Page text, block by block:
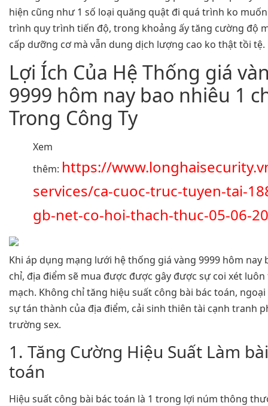
hiện cũng như 1 số loại quăng quật đi quá trình ko
trình quy trình tiến độ, trong khoảng ấy tăng cường độ
cấp dưỡng cơ mà vẫn dung dịch lượng cao ko thật tồi tệ.
Lợi Ích Của Hệ Thống giá
9999 hôm nay bao nhiêu 1
Trong Công Ty
Xem
thêm: https://
services/ca-cuoc-truc-tuyen-tai-
gb-net-co-hoi-thach-thuc-05-06-
Khi áp dụng mạng lưới hệ thống giá vàng 9999 hôm nay
chỉ, địa điểm sẽ mua được được gây được sự coi xét
mạch. Không chỉ tăng hiệu suất công bài bác toán,
sự tán thành của địa điểm, cải sinh thiên tài cạnh tranh
trường sex.
1. Tăng Cường Hiệu Suất Làm
toán
Hiệu suất công bài bác toán là 1 trong lợi núm thông